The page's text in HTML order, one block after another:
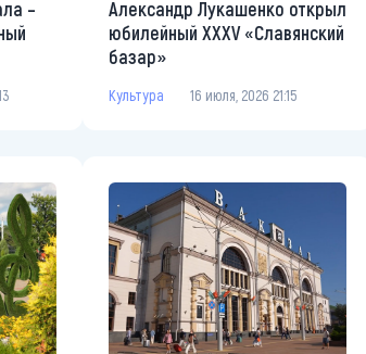
–
Александр Лукашенко открыл
юбилейный XXXV «Славянский
базар»
Культура 16 июля, 2026 21:15